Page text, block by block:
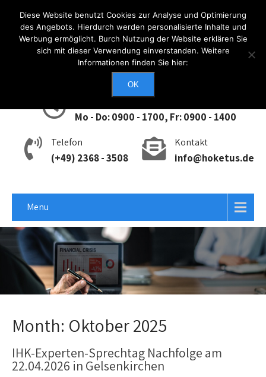
Erreichbarkeit
Mo - Do: 0900 - 1700, Fr: 0900 - 1400
Telefon
(+49) 2368 - 3508
Kontakt
info@hoketus.de
Menu
Month: Oktober 2025
IHK-Experten-Sprechtag Nachfolge am
22.04.2026 in Gelsenkirchen
Anmelden
Diese Website benutzt Cookies zur Analyse und Optimierung
des Angebots. Hierdurch werden personalisierte Inhalte und
Werbung ermöglicht. Burch Nutzung der Website erklären Sie
sich mit dieser Verwendung einverstanden. Weitere
Informationen finden Sie hier:
OK